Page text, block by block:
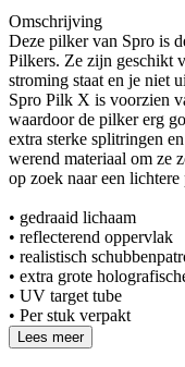
Omschrijving
Deze pilker van Spro is
Pilkers. Ze zijn geschikt
stroming staat en je niet
Spro Pilk X is voorzien
waardoor de pilker erg
extra sterke splitringen
werend materiaal om ze
op zoek naar een
• gedraaid lichaam
• reflecterend oppervlak
• realistisch
• extra grote
• UV target tube
• Per stuk verpakt
Lees meer